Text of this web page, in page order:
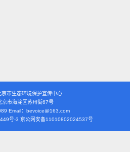
京市生态环境保护宣传中心
京市海淀区苏州街67号
Email：bevoice@163.com
号-3 京公网安备11010802024537号